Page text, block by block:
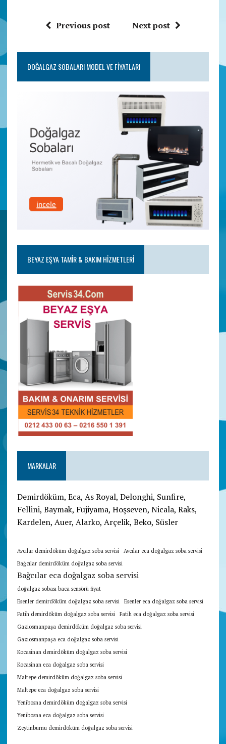
Previous post Next post
DOĞALGAZ SOBALARI MODEL VE FIYATLARI
BEYAZ EŞYA TAMIR & BAKIM HIZMETLERI
MARKALAR
Demirdöküm, Eca, As Royal, Delonghi, Sunfire,
Fellini, Baymak, Fujiyama, Hoşseven, Nicala, Raks,
Kardelen, Auer, Alarko, Arçelik, Beko, Süsler
Avcılar demirdöküm doğalgaz soba servisi
Avcılar eca doğalgaz soba servisi
Bağcılar demirdöküm doğalgaz soba servisi
Bağcılar eca doğalgaz soba servisi
doğalgaz sobası baca sensörü fiyat
Esenler demirdöküm doğalgaz soba servisi
Esenler eca doğalgaz soba servisi
Fatih demirdöküm doğalgaz soba servisi
Fatih eca doğalgaz soba servisi
Gaziosmanpaşa demirdöküm doğalgaz soba servisi
Gaziosmanpaşa eca doğalgaz soba servisi
Kocasinan demirdöküm doğalgaz soba servisi
Kocasinan eca doğalgaz soba servisi
Maltepe demirdöküm doğalgaz soba servisi
Maltepe eca doğalgaz soba servisi
Yenibosna demirdöküm doğalgaz soba servisi
Yenibosna eca doğalgaz soba servisi
Zeytinburnu demirdöküm doğalgaz soba servisi